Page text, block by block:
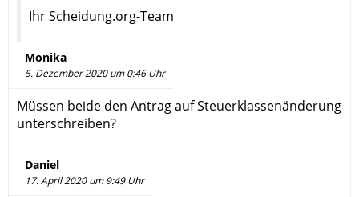
Ihr Scheidung.org-Team
Monika
5. Dezember 2020 um 0:46 Uhr
Müssen beide den Antrag auf Steuerklassenänderung
unterschreiben?
Daniel
17. April 2020 um 9:49 Uhr